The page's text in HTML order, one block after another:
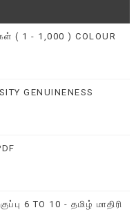
( 1 - 1,000 ) COLOUR
GENUINENESS
6 TO 10 - தமிழ் மாதிரி